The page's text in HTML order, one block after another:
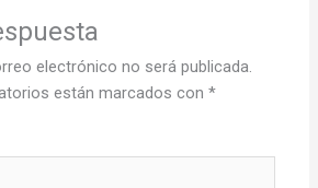
electrónico no será publicada.
están marcados con*